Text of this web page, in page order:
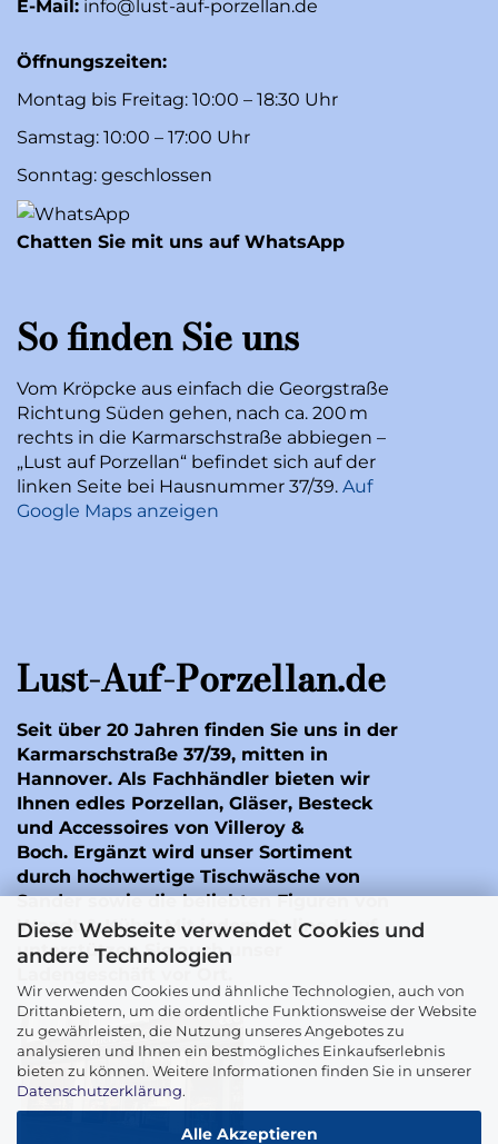
Diese Webseite verwendet Cookies und
andere Technologien
Wir verwenden Cookies und ähnliche Technologien, auch von
Drittanbietern, um die ordentliche Funktionsweise der Website
zu gewährleisten, die Nutzung unseres Angebotes zu
analysieren und Ihnen ein bestmögliches Einkaufserlebnis
bieten zu können. Weitere Informationen finden Sie in unserer
Datenschutzerklärung.
Alle Akzeptieren
E-Mail: info@lust-auf-porzellan.de
Öffnungszeiten:
Montag bis Freitag: 10:00 – 18:30 Uhr
Samstag: 10:00 – 17:00 Uhr
Sonntag: geschlossen
Chatten Sie mit uns auf WhatsApp
So finden Sie uns
Vom Kröpcke aus einfach die Georgstraße
Richtung Süden gehen, nach ca. 200 m
rechts in die Karmarschstraße abbiegen –
„Lust auf Porzellan“ befindet sich auf der
linken Seite bei Hausnummer 37/39. Auf
Google Maps anzeigen
Lust-Auf-Porzellan.de
Seit über 20 Jahren finden Sie uns in der
Karmarschstraße 37/39, mitten in
Hannover. Als Fachhändler bieten wir
Ihnen edles Porzellan, Gläser, Besteck
und Accessoires von Villeroy &
Boch. Ergänzt wird unser Sortiment
durch hochwertige Tischwäsche von
Sandersowie die beliebten Figuren von
Wendt & Kühn. Mit jedem Online-Kauf
unterstützen Sie auch unser